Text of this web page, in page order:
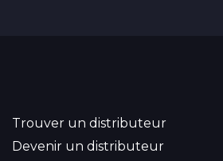
Trouver un distributeur
Devenir un distributeur